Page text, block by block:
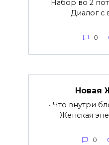
Набор во 2
Диалог с
0
Новая
• Что внутри
Женская
0